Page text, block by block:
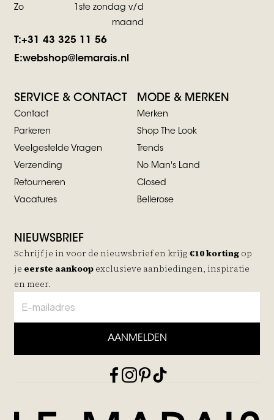
Zo
1ste zondag v/d
maand
T:+31 43 325 11 56
E:webshop@lemarais.nl
SERVICE & CONTACT
Contact
Parkeren
Veelgestelde Vragen
Verzending
Retourneren
Vacatures
MODE & MERKEN
Merken
Shop The Look
Trends
No Man's Land
Closed
Bellerose
NIEUWSBRIEF
Schrijf je in voor de nieuwsbrief en krijg €10 korting op
je eerste aankoop exclusieve aanbiedingen, inspiratie
en meer.
AANMELDEN